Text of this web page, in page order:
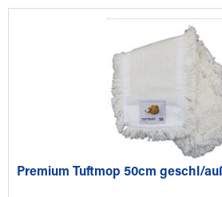
Premium Tuftmop 50cm geschl/